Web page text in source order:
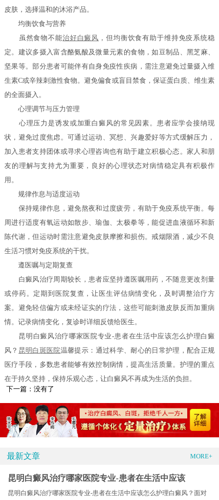
皮肤，选择温和的沐浴产品。
均衡饮食与营养
虽然食物不能治好白癜风 ，但均衡饮食有助于维持免疫系统稳
定。建议多摄入富含酪氨酸及微量元素的食物，如豆制品、黑芝麻、
坚果等。部分患者可能伴有自身免疫性疾病，需注意避免过量摄入维
生素C或辛辣刺激性食物。避免偏食或盲目禁食，保证蛋白质、维生素
的全面摄入。
心理调节与压力管理
心理压力是诱发或加重白癜风的常见因素。患者应学会接纳现
状，避免过度焦虑。可通过运动、冥想、兴趣爱好等方式缓解压力，
加入患者支持团体或寻求心理咨询也有助于建立积极心态。家人和朋
友的理解与支持尤为重要，良好的心理状态对病情稳定具有积极作
用。
规律作息与适度运动
保持规律作息，避免熬夜和过度疲劳，有助于免疫系统平衡。每
周进行适度有氧运动如散步、瑜伽、太极拳等，能促进血液循环和新
陈代谢，但运动时需注意避免皮肤摩擦和损伤。戒烟限酒，减少不良
生活习惯对免疫系统的干扰。
遵医嘱与定期复查
白癜风治疗周期较长，患者应坚持遵医嘱用药，不随意更改剂量
或停药。定期到医院复查，让医生评估病情变化，及时调整治疗方
案。避免轻信偏方或未经证实的疗法，这些可能刺激皮肤反而加重病
情。记录病情变化，复诊时详细反馈给医生。
昆明白癜风治疗哪家医院专业-患者在生活中应该怎么护理白癜
风？ 昆明白斑医院温馨提示：通过科学、耐心的日常护理，配合正规
医疗手段，多数患者能够有效控制病情，提高生活质量。护理的重点
在于持久坚持，保持乐观心态，让白癜风不再成为生活的负担。
下一篇：没有了
最新文章 MORE+
昆明白癜风治疗哪家医院专业-患者在生活中应该
昆明白癜风治疗哪家医院专业-患者在生活中应该怎么护理白癜风？面对